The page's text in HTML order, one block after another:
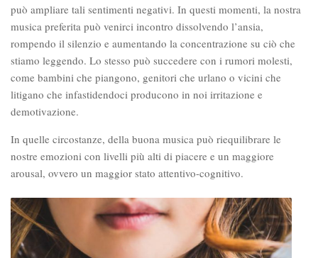
può ampliare tali sentimenti negativi. In questi momenti, la nostra
musica preferita può venirci incontro dissolvendo l’ansia,
rompendo il silenzio e aumentando la concentrazione su ciò che
stiamo leggendo. Lo stesso può succedere con i rumori molesti,
come bambini che piangono, genitori che urlano o vicini che
litigano che infastidendoci producono in noi irritazione e
demotivazione.
In quelle circostanze, della buona musica può riequilibrare le
nostre emozioni con livelli più alti di piacere e un maggiore
arousal, ovvero un maggior stato attentivo-cognitivo.